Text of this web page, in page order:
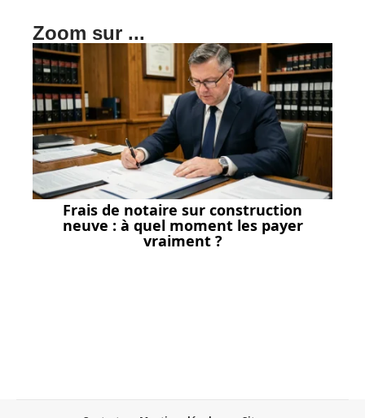
Zoom sur ...
Frais de notaire sur construction
neuve : à quel moment les payer
vraiment ?